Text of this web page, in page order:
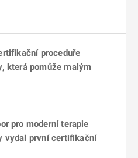
proceduře
která pomůže malým
pro moderní terapie
vydal první certifikační